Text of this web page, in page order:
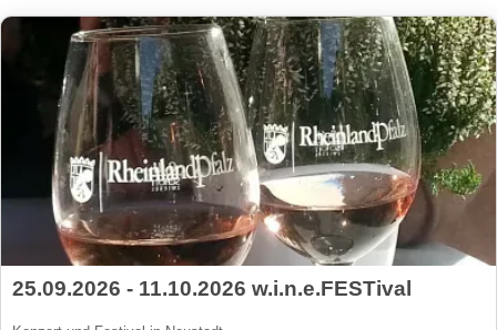
25.09.2026 - 11.10.2026 w.i.n.e.FESTival